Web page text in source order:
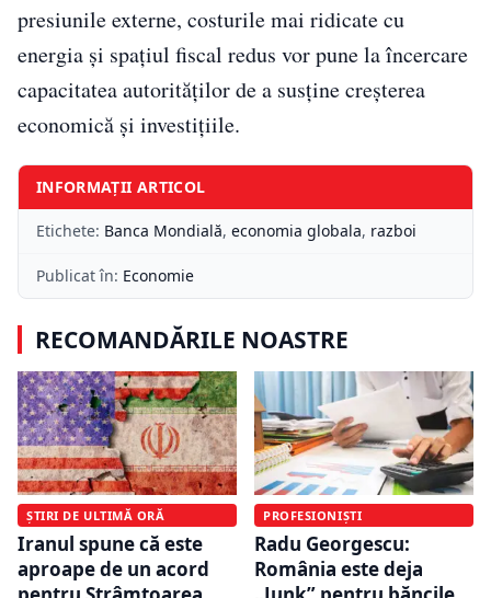
presiunile externe, costurile mai ridicate cu
energia și spațiul fiscal redus vor pune la încercare
capacitatea autorităților de a susține creșterea
economică și investițiile.
INFORMAȚII ARTICOL
Etichete: Banca Mondială, economia globala, razboi
Publicat în: Economie
RECOMANDĂRILE NOASTRE
ȘTIRI DE ULTIMĂ ORĂ
Iranul spune că este
aproape de un acord
PROFESIONIȘTI
Radu Georgescu:
România este deja